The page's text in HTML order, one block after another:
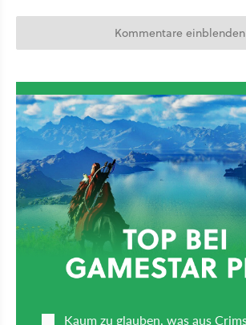
Kommentare einblenden